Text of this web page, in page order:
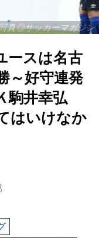
真◎サッカーマガジン
ースは名古
～好守連発
駒井幸弘
はいけなか